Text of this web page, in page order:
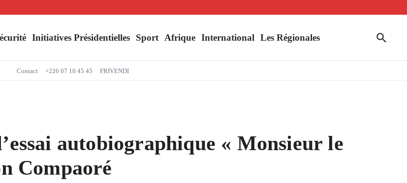
dans l’histoire des Bleus
Initiatives Présidentielles Sport Afrique International Les Régionales
Contact +226 07 10 45 45 FRIVENDI
autobiographique « Monsieur le
Compaoré